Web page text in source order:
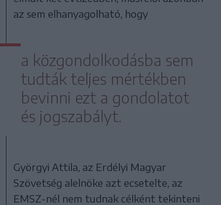
az sem elhanyagolható, hogy
a közgondolkodásba sem
tudták teljes mértékben
bevinni ezt a gondolatot
és jogszabályt.
Györgyi Attila, az Erdélyi Magyar
Szövetség alelnöke azt ecsetelte, az
EMSZ-nél nem tudnak célként tekinteni